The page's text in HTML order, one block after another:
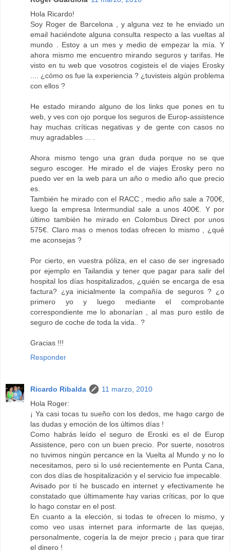
Hola Ricardo!
Soy Roger de Barcelona , y alguna vez te he enviado un
email haciéndote alguna consulta respecto a las vueltas al
mundo . Estoy a un mes y medio de empezar la mía. Y
ahora mismo me encuentro mirando seguros y tarifas. He
visto en tu web que vosotros cogisteis el de viajes Erosky
.... ¿cómo os fue la experiencia ? ¿tuvisteis algún problema
con ellos ?
He estado mirando alguno de los links que pones en tu
web, y ves con ojo porque los seguros de Europ-assistence
hay muchas críticas negativas y de gente con casos no
muy agradables ... .
Ahora mismo tengo una gran duda porque no se que
seguro escoger. He mirado el de viajes Erosky pero no
puedo ver en la web para un año o medio año que precio
es.
También he mirado con el RACC , medio año sale a 700€,
luego la empresa Intermundial sale a unos 400€. Y por
último también he mirado en Colombus Direct por unos
575€. Claro mas o menos todas ofrecen lo mismo , ¿qué
me aconsejas ?
Por cierto, en vuestra póliza, en el caso de ser ingresado
por ejemplo en Tailandia y tener que pagar para salir del
hospital los días hospitalizados, ¿quién se encarga de esa
factura? ¿ya inicialmente la compañía de seguros ? ¿o
primero yo y luego mediante el comprobante
correspondiente me lo abonarían , al mas puro estilo de
seguro de coche de toda la vida.. ?
Gracias !!!
Responder
Ricardo Ribalda
11 marzo, 2010
Hola Roger:
¡ Ya casi tocas tu sueño con los dedos, me hago cargo de
las dudas y emoción de los últimos días !
Como habrás leído el seguro de Eroski es el de Europ
Assistence, pero con un buen precio. Por suerte, nosotros
no tuvimos ningún percance en la Vuelta al Mundo y no lo
necesitamos, pero si lo usé recientemente en Punta Cana,
con dos días de hospitalización y el servicio fue impecable.
Avisado por tí he buscado en internet y efectivamente he
constatado que últimamente hay varias críticas, por lo que
lo hago constar en el post.
En cuanto a la elección, si todas te ofrecen lo mismo, y
como veo usas internet para informarte de las quejas,
personalmente, cogería la de mejor precio ¡ para que tirar
el dinero !